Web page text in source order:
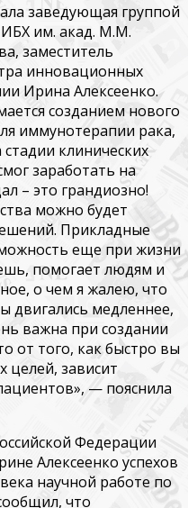
заведующая группой
им. акад. М.М.
заместитель
инновационных
Ирина Алексеенко.
созданием нового
иммунотерапии рака,
клинических
заработать на
– это грандиозно!
можно будет
Прикладные
еще при жизни
помогает людям и
о чем я жалею, что
двигались медленнее,
важна при создании
от того, как быстро вы
целей, зависит
— пояснила
Федерации
Алексеенко успехов
научной работе по
что